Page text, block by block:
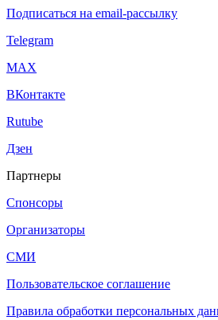
Подписаться на email-рассылку
Telegram
МАХ
ВКонтакте
Rutube
Дзен
Партнеры
Спонсоры
Организаторы
СМИ
Пользовательское соглашение
Правила обработки персональных